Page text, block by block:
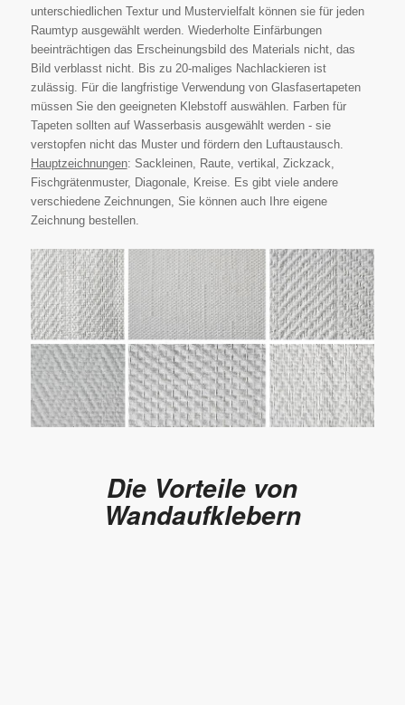
unterschiedlichen Textur und Mustervielfalt können sie für jeden
Raumtyp ausgewählt werden. Wiederholte Einfärbungen
beeinträchtigen das Erscheinungsbild des Materials nicht, das
Bild verblasst nicht. Bis zu 20-maliges Nachlackieren ist
zulässig. Für die langfristige Verwendung von Glasfasertapeten
müssen Sie den geeigneten Klebstoff auswählen. Farben für
Tapeten sollten auf Wasserbasis ausgewählt werden - sie
verstopfen nicht das Muster und fördern den Luftaustausch.
Hauptzeichnungen: Sackleinen, Raute, vertikal, Zickzack,
Fischgrätenmuster, Diagonale, Kreise. Es gibt viele andere
verschiedene Zeichnungen, Sie können auch Ihre eigene
Zeichnung bestellen.
Die Vorteile von
Wandaufklebern